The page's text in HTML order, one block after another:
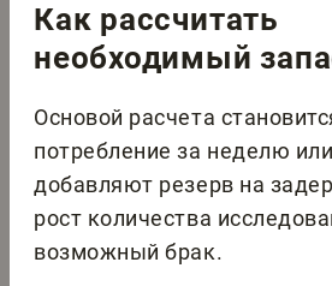
Как рассчитать
необходимый
Основой расчета
потребление за неделю
добавляют резерв на
рост количества
возможный брак.